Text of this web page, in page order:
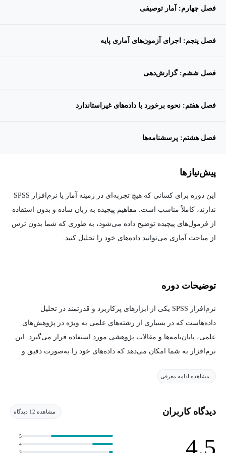
فصل چهارم: آمار توصیفی
فصل پنجم: اجرای آزمون‌های آماری پایه
فصل ششم: گزارش‌دهی
فصل هفتم: نحوه برخورد با داده‌های غیراستاندارد
فصل هشتم: پرسشنامه‌ها
پیش‌نیاز‌ها
این دوره برای کسانی که هیچ تجربه‌ای در زمینه آمار یا نرم‌افزار SPSS
ندارند، کاملاً مناسب است. مفاهیم پیچیده به زبان ساده و بدون استفاده
از فرمول‌های پیچیده توضیح داده می‌شود، به طوری که شما بدون ترس
از مباحث آماری می‌توانید داده‌های خود را تحلیل کنید.
توضیحات دوره
نرم‌افزار SPSS یکی از ابزارهای پرکاربرد و قدرتمند در تحلیل
داده‌هاست که در بسیاری از رشته‌های علمی به ویژه در پژوهش‌های
علمی، پایان‌نامه‌ها و مقالات پژوهشی مورد استفاده قرار می‌گیرد. این
نرم‌افزار به شما امکان می‌دهد که داده‌های خود را به‌صورت دقیق و
پیدا کنید. اما سوالی که ممکن است برای بسیاری از افراد پیش آید این
نرم‌افزار SPSS ندارند، آیا قادر خواهند بود از این دوره بهره‌مند شوند؟
پاسخ این است که این دوره جامع دقیقاً برای کسانی طراحی شده که
قصد دارند از SPSS استفاده کنند، حتی اگر هیچ پیش‌نیازی در زمینه آمار
مشاهده ادامه معرفی
دیدگاه کاربران مشاهده 12 دیدگاه
4.5
4
5